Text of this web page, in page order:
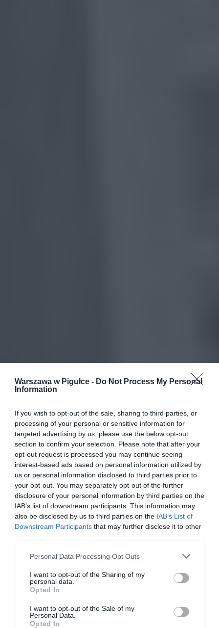
Warszawa w Pigułce - Do Not Process My Personal
Information
If you wish to opt-out of the sale, sharing to third parties, or
processing of your personal or sensitive information for
targeted advertising by us, please use the below opt-out
section to confirm your selection. Please note that after your
opt-out request is processed you may continue seeing
interest-based ads based on personal information utilized by
us or personal information disclosed to third parties prior to
your opt-out. You may separately opt-out of the further
disclosure of your personal information by third parties on the
IAB’s list of downstream participants. This information may
also be disclosed by us to third parties on the IAB’s List of
Downstream Participants that may further disclose it to other
Personal Data Processing Opt Outs
I want to opt-out of the Sharing of my
personal data.
Opted In
I want to opt-out of the Sale of my
Personal Data.
Opted In